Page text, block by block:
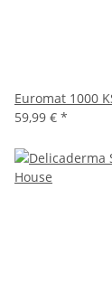
Euromat 1000
59,99 € *